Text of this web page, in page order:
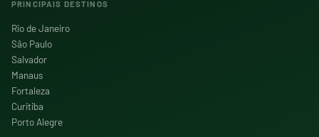
PRINCIPAIS DESTINOS
Rio de Janeiro
São Paulo
Salvador
Manaus
Fortaleza
Curitiba
Porto Alegre